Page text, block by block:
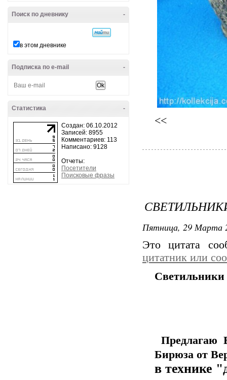
-
Поиск по дневнику
в этом дневнике
-
Подписка по e-mail
-
Статистика
Создан: 06.10.2012
Записей: 8955
Комментариев: 113
Написано: 9128
Отчеты:
Посетители
Поисковые фразы
<<
Пятница, 29 Марта
Это цитата
цитатник или
Предлагаю
Бирюза от
в технике